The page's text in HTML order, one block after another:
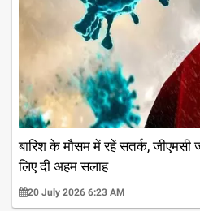
बारिश के मौसम में रहें सतर्क,
लिए दी अहम सलाह
20 July 2026 6:23 AM